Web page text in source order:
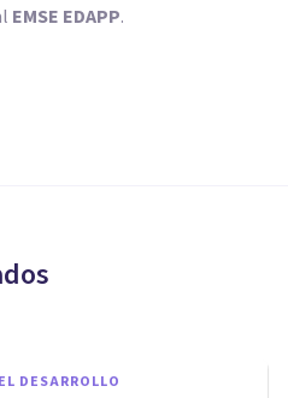
EMSE EDAPP.
DESARROLLO